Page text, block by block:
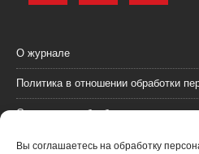
Вы соглашаетесь на обработку
О журнале
Политика в отношении обработки
Согласие на обработку
Пользовательское соглашение